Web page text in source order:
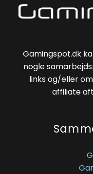
Gamingspot.dk
nogle
links og/eller
affiliate